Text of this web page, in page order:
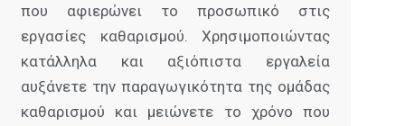
που αφιερώνει το προσωπικό στις
εργασίες καθαρισμού. Χρησιμοποιώντας
κατάλληλα και αξιόπιστα εργαλεία
αυξάνετε την παραγωγικότητα της ομάδας
καθαρισμού και μειώνετε το χρόνο που